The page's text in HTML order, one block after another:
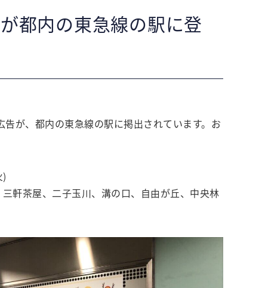
都内の東急線の駅に登
が、都内の東急線の駅に掲出されています。お
軒茶屋、二子玉川、溝の口、自由が丘、中央林